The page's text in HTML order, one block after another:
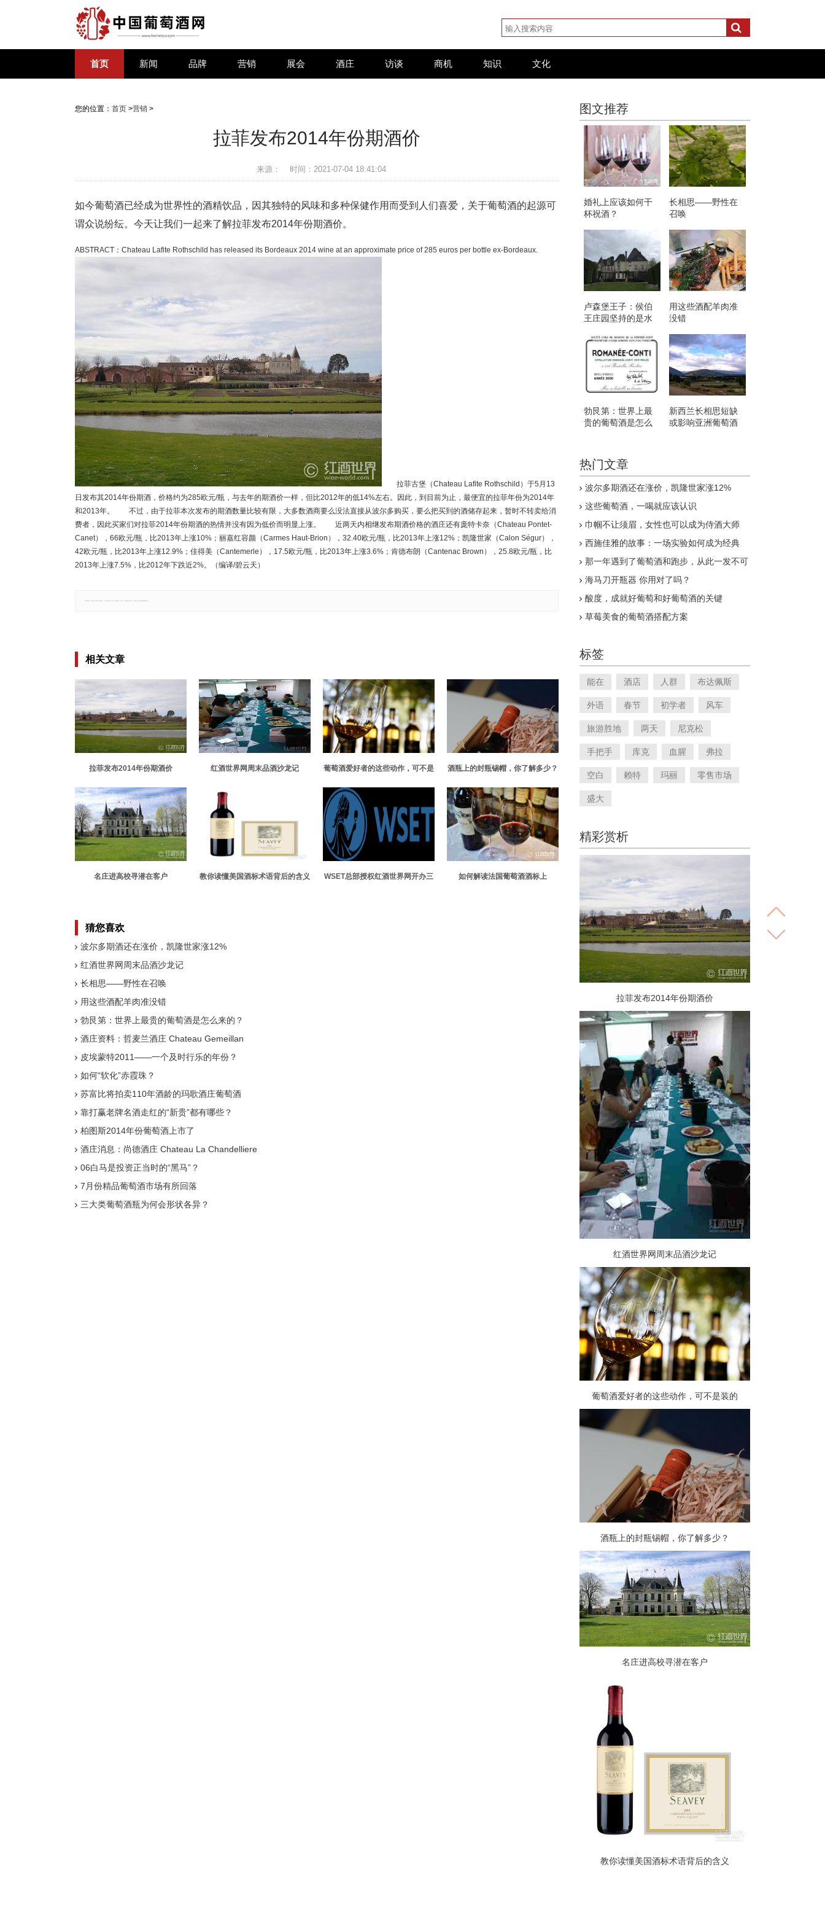
首页 新闻 品牌 营销 展会 酒庄 访谈 商机 知识 文化
您的位置： 首页 >营销 >
拉菲发布2014年份期酒价
来源： 时间：2021-07-04 18:41:04
如今葡萄酒已经成为世界性的酒精饮品，因其独特的风味和多种保健作用而受到人们喜爱，关于葡萄酒的起源可
谓众说纷纭。今天让我们一起来了解拉菲发布2014年份期酒价。
ABSTRACT：Chateau Lafite Rothschild has released its Bordeaux 2014 wine at an approximate price of 285 euros per bottle ex-Bordeaux.
拉菲古堡（Chateau Lafite Rothschild）于5月13
日发布其2014年份期酒，价格约为285欧元/瓶，与去年的期酒价一样，但比2012年的低14%左右。因此，到目前为止，最便宜的拉菲年份为2014年
和2013年。 不过，由于拉菲本次发布的期酒数量比较有限，大多数酒商要么没法直接从波尔多购买，要么把买到的酒储存起来，暂时不转卖给消
费者，因此买家们对拉菲2014年份期酒的热情并没有因为低价而明显上涨。 近两天内相继发布期酒价格的酒庄还有庞特卡奈（Chateau Pontet-
Canet），66欧元/瓶，比2013年上涨10%；丽嘉红容颜（Carmes Haut-Brion），32.40欧元/瓶，比2013年上涨12%；凯隆世家（Calon Ségur），
42欧元/瓶，比2013年上涨12.9%；佳得美（Cantemerle），17.5欧元/瓶，比2013年上涨3.6%；肯德布朗（Cantenac Brown），25.8欧元/瓶，比
2013年上涨7.5%，比2012年下跌近2%。（编译/碧云天）
相关文章
拉菲发布2014年份期酒价 红酒世界网周末品酒沙龙记
葡萄酒爱好者的这些动作，可不是
酒瓶上的封瓶锡帽，你了解多少？
名庄进高校寻潜在客户 教你读懂美国酒标术语背后的含义
WSET总部授权红酒世界网开办三
如何解读法国葡萄酒酒标上
猜您喜欢
波尔多期酒还在涨价，凯隆世家涨12%
红酒世界网周末品酒沙龙记
长相思——野性在召唤
用这些酒配羊肉准没错
勃艮第：世界上最贵的葡萄酒是怎么来的？
酒庄资料：哲麦兰酒庄 Chateau Gemeillan
皮埃蒙特2011——一个及时行乐的年份？
如何“软化”赤霞珠？
苏富比将拍卖110年酒龄的玛歌酒庄葡萄酒
靠打赢老牌名酒走红的“新贵”都有哪些？
柏图斯2014年份葡萄酒上市了
酒庄消息：尚德酒庄 Chateau La Chandelliere
06白马是投资正当时的“黑马”？
7月份精品葡萄酒市场有所回落
三大类葡萄酒瓶为何会形状各异？
图文推荐
婚礼上应该如何干
杯祝酒？
长相思——野性在
召唤
卢森堡王子：侯伯
王庄园坚持的是水
用这些酒配羊肉准
没错
勃艮第：世界上最
贵的葡萄酒是怎么
新西兰长相思短缺
或影响亚洲葡萄酒
热门文章
波尔多期酒还在涨价，凯隆世家涨12%
这些葡萄酒，一喝就应该认识
巾帼不让须眉，女性也可以成为侍酒大师
西施佳雅的故事：一场实验如何成为经典
那一年遇到了葡萄酒和跑步，从此一发不可
海马刀开瓶器 你用对了吗？
酸度，成就好葡萄和好葡萄酒的关键
草莓美食的葡萄酒搭配方案
标签
能在 酒店 人群 布达佩斯
外语 春节 初学者 风车
旅游胜地 两天 尼克松
手把手 库克 血腥 弗拉
空白 赖特 玛丽 零售市场
盛大
精彩赏析
拉菲发布2014年份期酒价
红酒世界网周末品酒沙龙记
葡萄酒爱好者的这些动作，可不是装的
酒瓶上的封瓶锡帽，你了解多少？
名庄进高校寻潜在客户
教你读懂美国酒标术语背后的含义